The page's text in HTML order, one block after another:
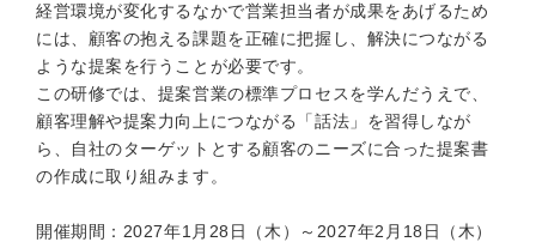
経営環境が変化するなかで営業担当者が成果をあげるため
には、顧客の抱える課題を正確に把握し、解決につながる
ような提案を行うことが必要です。
この研修では、提案営業の標準プロセスを学んだうえで、
顧客理解や提案力向上につながる「話法」を習得しなが
ら、自社のターゲットとする顧客のニーズに合った提案書
の作成に取り組みます。
開催期間：2027年1月28日（木）～2027年2月18日（木）